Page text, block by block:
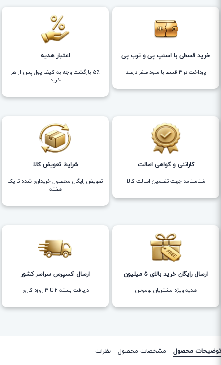
خرید قسطی با اسنپ پی و ترب پی
پرداخت در 4 قسط با سود صفر درصد
اعتبار هدیه
5٪ بازگشت وجه به کیف پول پس از هر
خرید
گارانتی و گواهی اصالت
شناسنامه جهت تضمین اصالت کالا
شرایط تعویض کالا
تعویض رایگان محصول خریداری شده تا یک
هفته
ارسال رایگان خرید بالای 5 میلیون
هدیه ویژه مشتریان لوموس
ارسال اکسپرس سراسر کشور
دریافت بسته ۲ تا ۳ روزه کاری
توضیحات محصول مشخصات محصول نظرات